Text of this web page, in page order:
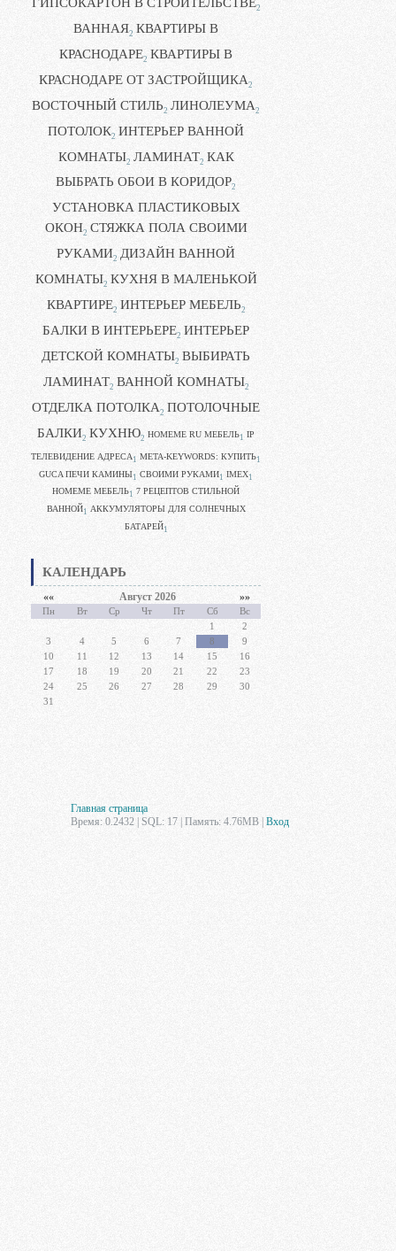
2
ВАННАЯ2 КВАРТИРЫ В
КРАСНОДАРЕ2 КВАРТИРЫ В
КРАСНОДАРЕ ОТ ЗАСТРОЙЩИКА2
ВОСТОЧНЫЙ СТИЛЬ2 ЛИНОЛЕУМА2
ПОТОЛОК2 ИНТЕРЬЕР ВАННОЙ
КОМНАТЫ2 ЛАМИНАТ2 КАК
ВЫБРАТЬ ОБОИ В КОРИДОР2
УСТАНОВКА ПЛАСТИКОВЫХ
ОКОН2 СТЯЖКА ПОЛА СВОИМИ
РУКАМИ2 ДИЗАЙН ВАННОЙ
КОМНАТЫ2 КУХНЯ В МАЛЕНЬКОЙ
КВАРТИРЕ2 ИНТЕРЬЕР МЕБЕЛЬ2
БАЛКИ В ИНТЕРЬЕРЕ2 ИНТЕРЬЕР
ДЕТСКОЙ КОМНАТЫ2 ВЫБИРАТЬ
ЛАМИНАТ2 ВАННОЙ КОМНАТЫ2
ОТДЕЛКА ПОТОЛКА2 ПОТОЛОЧНЫЕ
БАЛКИ2 КУХНЮ2 HOMEME RU МЕБЕЛЬ1 IP
ТЕЛЕВИДЕНИЕ АДРЕСА 1 META-KEYWORDS: КУПИТЬ1
GUCA ПЕЧИ КАМИНЫ1 CВОИМИ РУКАМИ1 IMEX1
HOMEME МЕБЕЛЬ1 7 РЕЦЕПТОВ СТИЛЬНОЙ
ВАННОЙ1 АККУМУЛЯТОРЫ ДЛЯ СОЛНЕЧНЫХ
БАТАРЕЙ1
КАЛЕНДАРЬ
«« Август 2026 »»
Пн Вт Ср Чт Пт Сб
Вс
1
2
3
4 5 6 7 8
9
10
11 12 13 14 15
16
17
18 19 20 21 22
23
24
25 26 27 28 29
30
31
Главная страница
Время: 0.2432 | SQL: 17 | Память: 4.76MB Вход